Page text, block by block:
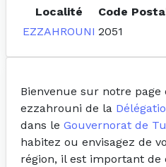
Localité
Code
EZZAHROUNI 2051
Bienvenue sur notre
ezzahrouni de la
dans le Gouvernorat de
habitez ou envisagez de
région, il est important